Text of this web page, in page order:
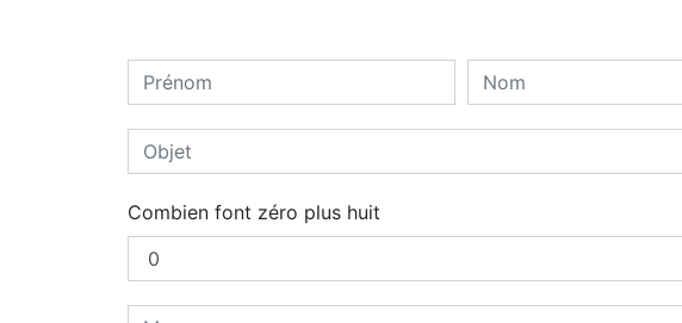
Combien font zéro plus huit